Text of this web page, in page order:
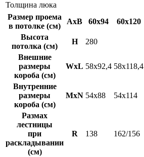
Толщина люка
Размер проема
в потолке (см)
AxB 60x94 60x120
Высота
потолка (см)
H 280
Внешние
размеры
короба (см)
WxL 58x92,4 58x118,4
Внутренние
размеры
короба (см)
MxN 54x88 54x114
Размах
лестницы
при
раскладывании
(см)
R 138 162/156